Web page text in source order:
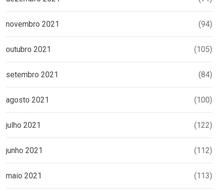
novembro 2021 (94)
outubro 2021 (105)
setembro 2021 (84)
agosto 2021 (100)
julho 2021 (122)
junho 2021 (112)
maio 2021 (113)